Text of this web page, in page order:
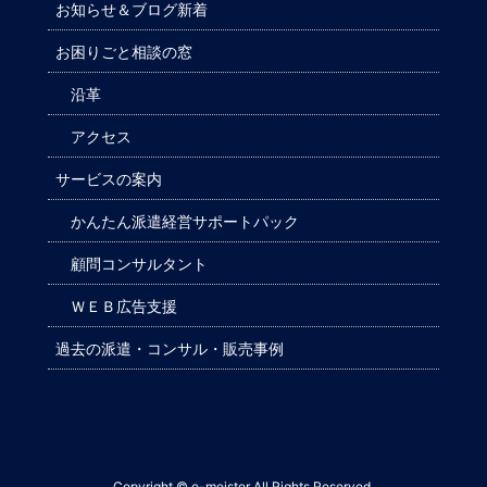
お知らせ＆ブログ新着
お困りごと相談の窓
沿革
アクセス
サービスの案内
かんたん派遣経営サポートパック
顧問コンサルタント
ＷＥＢ広告支援
過去の派遣・コンサル・販売事例